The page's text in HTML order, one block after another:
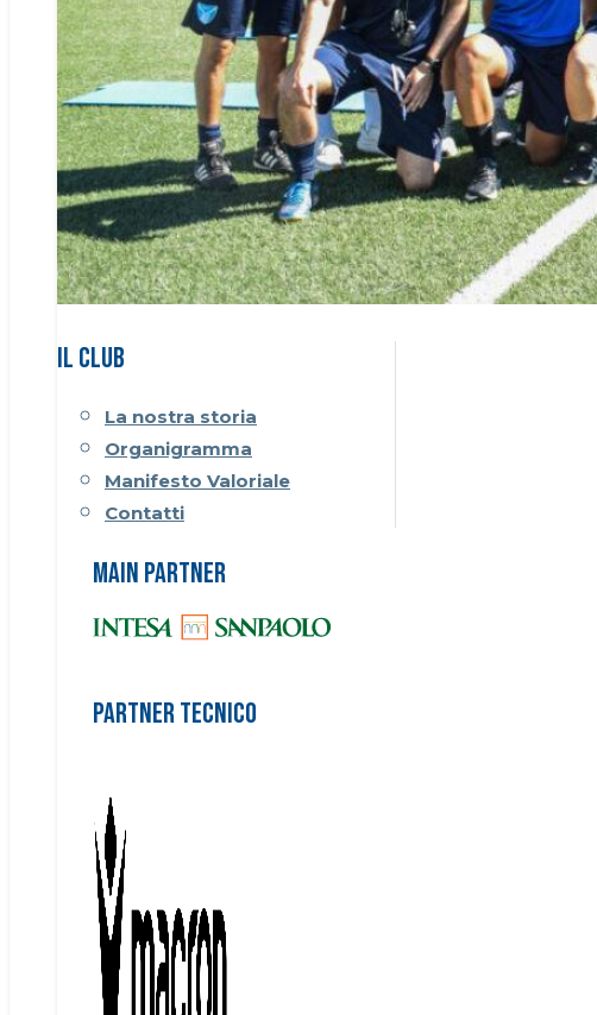
Il CLUB
La nostra storia
Organigramma
Manifesto Valoriale
Contatti
Main Partner
Partner Tecnico